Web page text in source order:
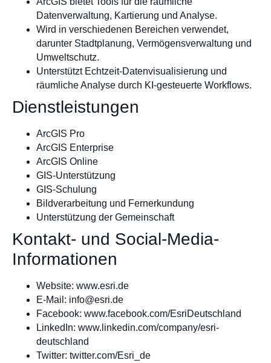
Datenverwaltung, Kartierung und Analyse.
Wird in verschiedenen Bereichen verwendet,
darunter Stadtplanung, Vermögensverwaltung und
Umweltschutz.
Unterstützt Echtzeit-Datenvisualisierung und
räumliche Analyse durch KI-gesteuerte Workflows.
Dienstleistungen
ArcGIS Pro
ArcGIS Enterprise
ArcGIS Online
GIS-Unterstützung
GIS-Schulung
Bildverarbeitung und Fernerkundung
Unterstützung der Gemeinschaft
Kontakt- und Social-Media-
Informationen
Website: www.esri.de
E-Mail: info@esri.de
Facebook: www.facebook.com/EsriDeutschland
LinkedIn: www.linkedin.com/company/esri-
deutschland
Twitter: twitter.com/Esri_de